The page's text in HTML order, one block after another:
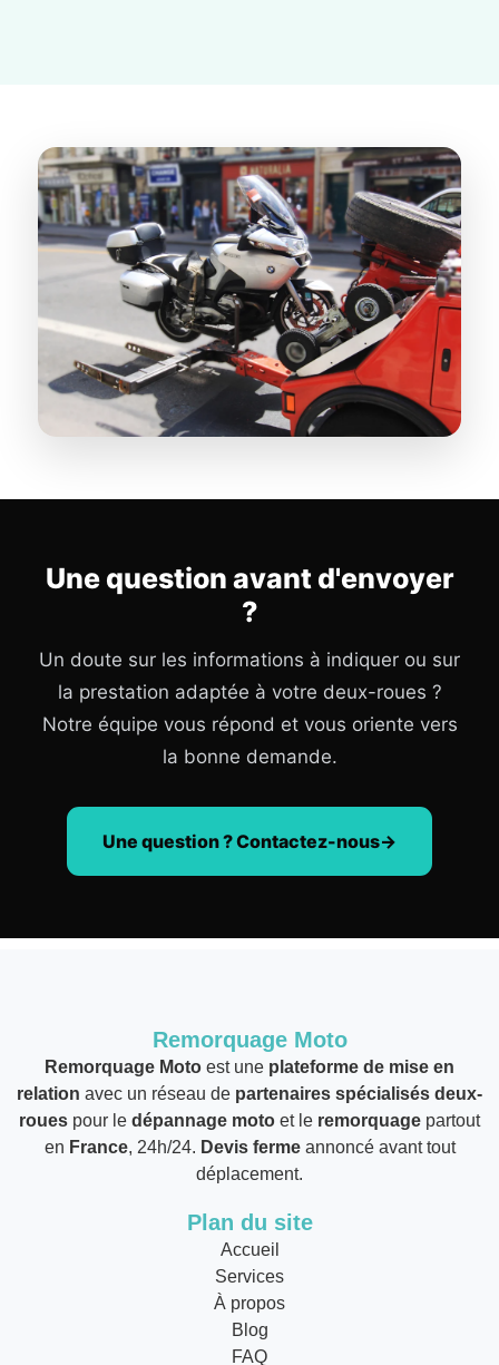
Une question avant d'envoyer
?
Un doute sur les informations à indiquer ou sur
la prestation adaptée à votre deux-roues ?
Notre équipe vous répond et vous oriente vers
la bonne demande.
Une question ? Contactez-nous
Remorquage Moto
Remorquage Moto est une plateforme de mise en
relation avec un réseau de partenaires spécialisés deux-
roues pour le dépannage moto et le remorquage partout
en France, 24h/24. Devis fermeannoncé avant tout
déplacement.
Plan du site
Accueil
Services
À propos
Blog
FAQ